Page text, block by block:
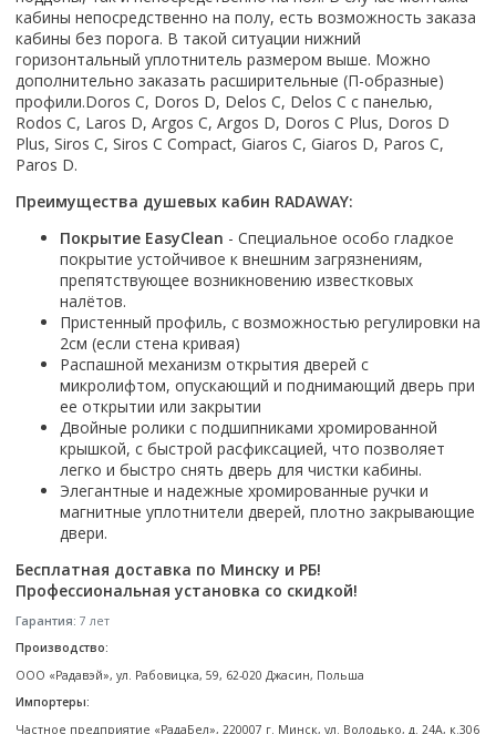
Смотреть все
Способ открывания
С раздвижной дверью
С распашной дверью
Со складной дверью
С открывающейся дверью
Высокие
Низкие
200 см
До 200 см
Смотреть все
Комплектующие
Сифоны
Ролики
Скребки
Коврик для душевой кабины
кабины непосредственно на полу, есть возможность заказа
кабины без порога. В такой ситуации нижний
горизонтальный уплотнитель размером выше. Можно
дополнительно заказать расширительные (П-образные)
профили.Doros C, Doros D, Delos C, Delos C с панелью,
Rodos C, Laros D, Argos C, Argos D, Doros C Plus, Doros D
Plus, Siros C, Siros C Compact, Giaros C, Giaros D, Paros C,
Paros D.
Преимущества душевых кабин RADAWAY:
Покрытие EasyClean - Специальное особо гладкое
покрытие устойчивое к внешним загрязнениям,
препятствующее возникновению известковых
налётов.
Пристенный профиль, с возможностью регулировки на
2см (если стена кривая)
Распашной механизм открытия дверей с
микролифтом, опускающий и поднимающий дверь при
ее открытии или закрытии
Двойные ролики с подшипниками хромированной
крышкой, с быстрой расфиксацией, что позволяет
легко и быстро снять дверь для чистки кабины.
Элегантные и надежные хромированные ручки и
магнитные уплотнители дверей, плотно закрывающие
двери.
Бесплатная доставка по Минску и РБ!
Профессиональная установка со скидкой!
Гарантия: 7 лет
Производство:
ООО «Радавэй», ул. Рабовицка, 59, 62-020 Джасин, Польша
Импортеры:
Частное предприятие «РадаБел», 220007 г. Минск, ул. Володько, д. 24А, к.306